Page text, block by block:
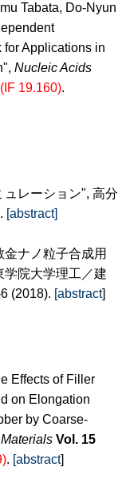
Tabata, Do-Nyun
for Applications in
Nucleic Acids
(IF 19.160).
レーション", 高分
[abstract]
金ナノ粒子合成用
学院大学理工／建
(2018). [abstract]
Effects of Filler
on Elongation
by Coarse-
Vol. 15
. [abstract]